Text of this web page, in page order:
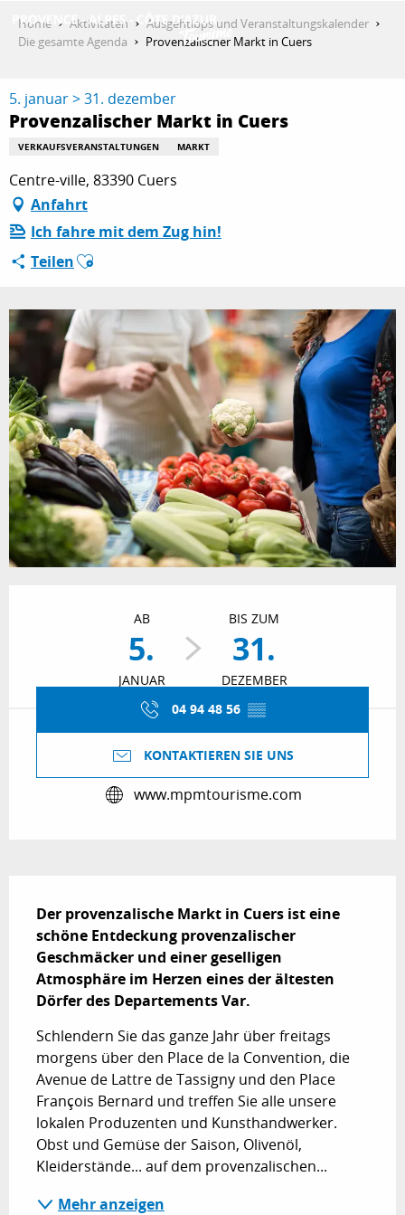
contenu
AKTIVITÄTEN
AUFENTHALT
Home Aktivitäten
Ausgehtipps und Veranstaltungskalender
Die gesamte Agenda
Provenzalischer Markt in Cuers
5. januar > 31. dezember
Provenzalischer Markt in Cuers
VERKAUFSVERANSTALTUNGEN MARKT
Centre-ville, 83390 Cuers
Anfahrt
Ich fahre mit dem Zug hin!
TeilenAjouter aux favoris
AB
5.
JANUAR
BIS ZUM
31.
DEZEMBER
04 94 48 56 ▒▒
KONTAKTIEREN SIE UNS
www.mpmtourisme.com
Der provenzalische Markt in Cuers ist eine
schöne Entdeckung provenzalischer
Geschmäcker und einer geselligen
Atmosphäre im Herzen eines der ältesten
Dörfer des Departements Var.
Schlendern Sie das ganze Jahr über freitags
morgens über den Place de la Convention, die
Avenue de Lattre de Tassigny und den Place
François Bernard und treffen Sie alle unsere
lokalen Produzenten und Kunsthandwerker.
Obst und Gemüse der Saison, Olivenöl,
Kleiderstände... auf dem provenzalischen...
Mehr anzeigen